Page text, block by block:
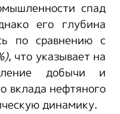
спад
его глубина
по сравнению с
, что указывает на
добычи и
вклада нефтяного
динамику.